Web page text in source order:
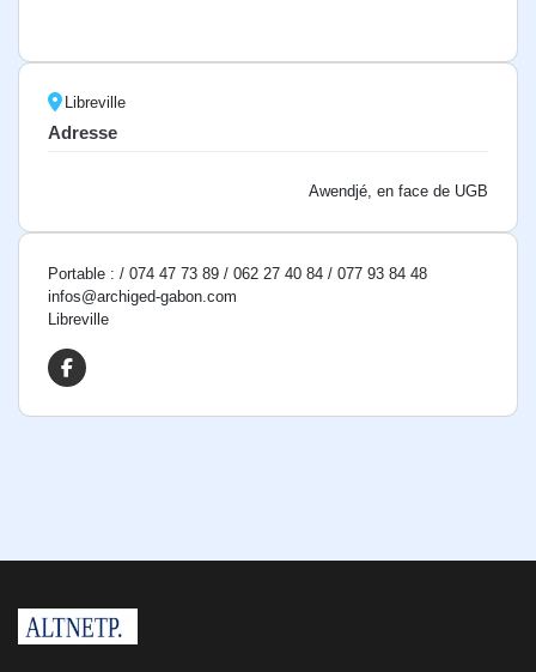
Libreville
Adresse
Awendjé, en face de UGB
Portable : / 074 47 73 89 / 062 27 40 84 / 077 93 84 48
infos@archiged-gabon.com
Libreville